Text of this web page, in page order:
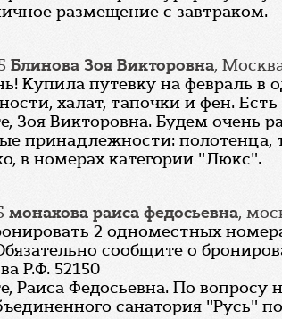
размещение с завтраком.
Блинова Зоя Викторовна,
Купила путевку на февраль в
халат, тапочки и фен. Есть
Зоя Викторовна. Будем очень
принадлежности: полотенца,
в номерах категории "Люкс".
монахова раиса федосьевна,
2 одноместных
сообщите о
Р.Ф. 52150
Раиса Федосьевна. По
санатория "Русь" по